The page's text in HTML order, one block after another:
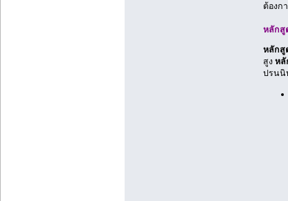
ต้องก
หลักสู
หลักสู
สูง หลั
ปรนนิ